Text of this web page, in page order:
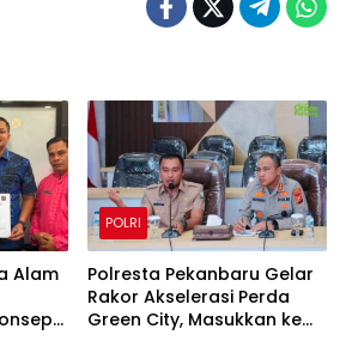
Alam
POLRI
Polresta Pekanbaru Gelar
Rakor Akselerasi Perda
Green City, Masukkan ke